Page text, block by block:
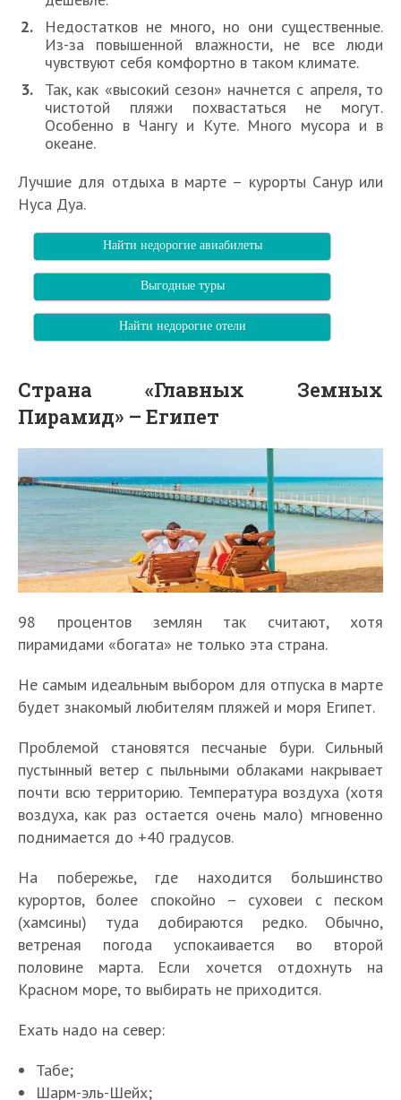
Недостатков не много, но они существенные.
Из-за повышенной влажности, не все люди
чувствуют себя комфортно в таком климате.
Так, как «высокий сезон» начнется с апреля, то
чистотой пляжи похвастаться не могут.
Особенно в Чангу и Куте. Много мусора и в
океане.
Лучшие для отдыха в марте – курорты Санур или
Нуса Дуа.
Найти недорогие авиабилеты
Выгодные туры
Найти недорогие отели
Страна «Главных Земных
Пирамид» – Египет
98 процентов землян так считают, хотя
пирамидами «богата» не только эта страна.
Не самым идеальным выбором для отпуска в марте
будет знакомый любителям пляжей и моря Египет.
Проблемой становятся песчаные бури. Сильный
пустынный ветер с пыльными облаками накрывает
почти всю территорию. Температура воздуха (хотя
воздуха, как раз остается очень мало) мгновенно
поднимается до +40 градусов.
На побережье, где находится большинство
курортов, более спокойно – суховеи с песком
(хамсины) туда добираются редко. Обычно,
ветреная погода успокаивается во второй
половине марта. Если хочется отдохнуть на
Красном море, то выбирать не приходится.
Ехать надо на север:
Табе;
Шарм-эль-Шейх;